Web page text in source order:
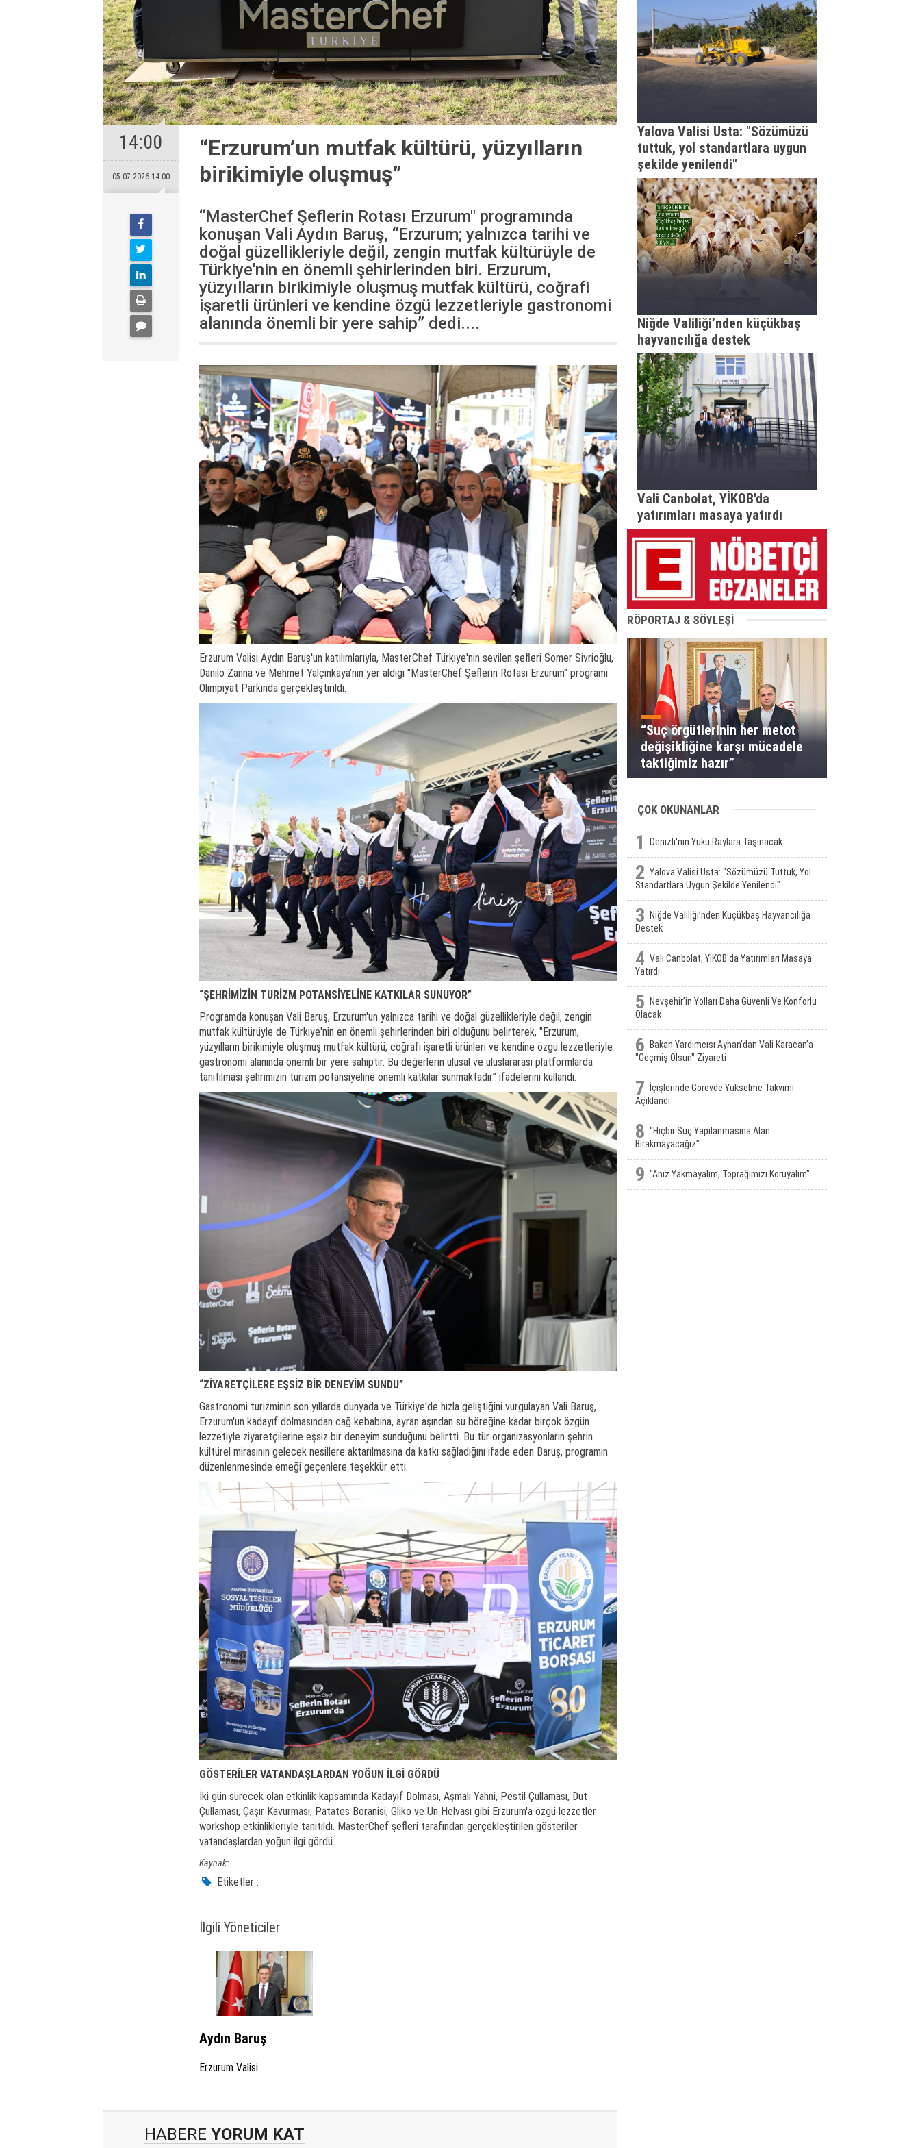
14:00
05.07.2026 14:00
“Erzurum’un mutfak kültürü, yüzyılların
birikimiyle oluşmuş”
“MasterChef Şeflerin Rotası Erzurum" programında
konuşan Vali Aydın Baruş, “Erzurum; yalnızca tarihi ve
doğal güzellikleriyle değil, zengin mutfak kültürüyle de
Türkiye'nin en önemli şehirlerinden biri. Erzurum,
yüzyılların birikimiyle oluşmuş mutfak kültürü, coğrafi
işaretli ürünleri ve kendine özgü lezzetleriyle gastronomi
alanında önemli bir yere sahip” dedi....
Erzurum Valisi Aydın Baruş'un katılımlarıyla, MasterChef Türkiye'nin sevilen şefleri Somer Sivrioğlu,
Danilo Zanna ve Mehmet Yalçınkaya’nın yer aldığı "MasterChef Şeflerin Rotası Erzurum" programı
Olimpiyat Parkında gerçekleştirildi.
“ŞEHRİMİZİN TURİZM POTANSİYELİNE KATKILAR SUNUYOR”
Programda konuşan Vali Baruş, Erzurum'un yalnızca tarihi ve doğal güzellikleriyle değil, zengin
mutfak kültürüyle de Türkiye'nin en önemli şehirlerinden biri olduğunu belirterek, "Erzurum,
yüzyılların birikimiyle oluşmuş mutfak kültürü, coğrafi işaretli ürünleri ve kendine özgü lezzetleriyle
gastronomi alanında önemli bir yere sahiptir. Bu değerlerin ulusal ve uluslararası platformlarda
tanıtılması şehrimizin turizm potansiyeline önemli katkılar sunmaktadır” ifadelerini kullandı.
“ZİYARETÇİLERE EŞSİZ BİR DENEYİM SUNDU”
Gastronomi turizminin son yıllarda dünyada ve Türkiye'de hızla geliştiğini vurgulayan Vali Baruş,
Erzurum'un kadayıf dolmasından cağ kebabına, ayran aşından su böreğine kadar birçok özgün
lezzetiyle ziyaretçilerine eşsiz bir deneyim sunduğunu belirtti. Bu tür organizasyonların şehrin
kültürel mirasının gelecek nesillere aktarılmasına da katkı sağladığını ifade eden Baruş, programın
düzenlenmesinde emeği geçenlere teşekkür etti.
GÖSTERİLER VATANDAŞLARDAN YOĞUN İLGİ GÖRDÜ
İki gün sürecek olan etkinlik kapsamında Kadayıf Dolması, Aşmalı Yahni, Pestil Çullaması, Dut
Çullaması, Çaşır Kavurması, Patates Boranisi, Gliko ve Un Helvası gibi Erzurum'a özgü lezzetler
workshop etkinlikleriyle tanıtıldı. MasterChef şefleri tarafından gerçekleştirilen gösteriler
vatandaşlardan yoğun ilgi gördü.
Kaynak:
Etiketler :
İlgili Yöneticiler
Aydın Baruş
Erzurum Valisi
HABERE YORUM KAT
Yalova Valisi Usta: "Sözümüzü
tuttuk, yol standartlara uygun
şekilde yenilendi"
Niğde Valiliği’nden küçükbaş
hayvancılığa destek
Vali Canbolat, YİKOB'da
yatırımları masaya yatırdı
RÖPORTAJ & SÖYLEŞİ
“Suç örgütlerinin her metot
değişikliğine karşı mücadele
taktiğimiz hazır”
ÇOK OKUNANLAR
1 Denizli'nin Yükü Raylara Taşınacak
2 Yalova Valisi Usta: "Sözümüzü Tuttuk, Yol
Standartlara Uygun Şekilde Yenilendi"
3
Niğde Valiliği’nden Küçükbaş Hayvancılığa
Destek
4 Vali Canbolat, YİKOB'da Yatırımları Masaya
Yatırdı
5
Nevşehir’in Yolları Daha Güvenli Ve Konforlu
Olacak
6
Bakan Yardımcısı Ayhan’dan Vali Karacan’a
"Geçmiş Olsun" Ziyareti
7
İçişlerinde Görevde Yükselme Takvimi
Açıklandı
8 “Hiçbir Suç Yapılanmasına Alan
Bırakmayacağız”
9 "Anız Yakmayalım, Toprağımızı Koruyalım"